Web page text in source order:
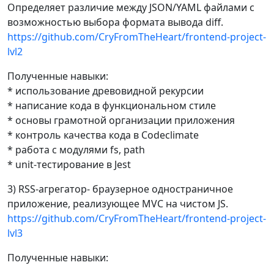
Определяет различие между JSON/YAML файлами с
возможностью выбора формата вывода diff.
https://github.com/CryFromTheHeart/frontend-project-
lvl2
Полученные навыки:
* использование древовидной рекурсии
* написание кода в функциональном стиле
* основы грамотной организации приложения
* контроль качества кода в Codeclimate
* работа с модулями fs, path
* unit-тестирование в Jest
3) RSS-агрегатор- браузерное одностраничное
приложение, реализующее MVC на чистом JS.
https://github.com/CryFromTheHeart/frontend-project-
lvl3
Полученные навыки: